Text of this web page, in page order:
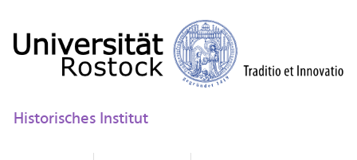
Historisches Institut